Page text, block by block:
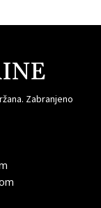
Zabranjeno